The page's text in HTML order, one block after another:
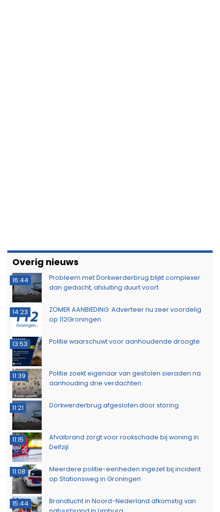
Overig nieuws
16:44
Probleem met Dorkwerderbrug blijkt complexer
dan gedacht, afsluiting duurt voort
14:23
ZOMER AANBIEDING: Adverteer nu zeer voordelig
op 112Groningen
13:53 Politie waarschuwt voor aanhoudende droogte
11:39
Politie zoekt eigenaar van gestolen sieraden na
aanhouding drie verdachten
11:21 Dorkwerderbrug afgesloten door storing
11:15
Afvalbrand zorgt voor rookschade bij woning in
Delfzijl
11:08
Meerdere politie-eenheden ingezet bij incident
op Stationsweg in Groningen
15:44
Brandlucht in Noord-Nederland afkomstig van